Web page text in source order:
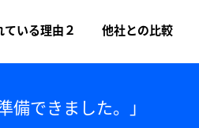
ている理由２ 他社との比較
備できました。」